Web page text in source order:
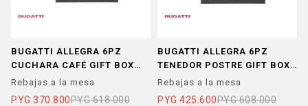
BUGATTI ALLEGRA 6PZ
CUCHARA CAFÉ GIFT BOX
BLUEBERRY
Rebajas a la mesa
PYG 370.800PYG 618.000
BUGATTI ALLEGRA 6PZ
TENEDOR POSTRE GIFT BOX
BLUEBERRY
Rebajas a la mesa
PYG 425.600PYG 608.000